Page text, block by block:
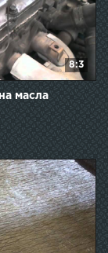
8:3
масла